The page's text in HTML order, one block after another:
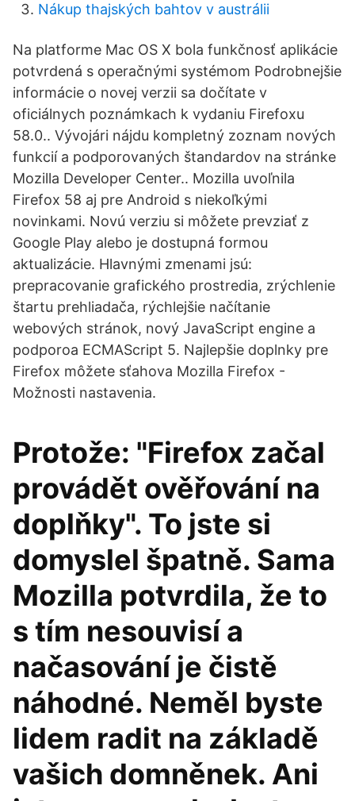
Nákup thajských bahtov v austrálii
Na platforme Mac OS X bola funkčnosť aplikácie
potvrdená s operačnými systémom Podrobnejšie
informácie o novej verzii sa dočítate v
oficiálnych poznámkach k vydaniu Firefoxu
58.0.. Vývojári nájdu kompletný zoznam nových
funkcií a podporovaných štandardov na stránke
Mozilla Developer Center.. Mozilla uvoľnila
Firefox 58 aj pre Android s niekoľkými
novinkami. Novú verziu si môžete prevziať z
Google Play alebo je dostupná formou
aktualizácie. Hlavnými zmenami jsú:
prepracovanie grafického prostredia, zrýchlenie
štartu prehliadača, rýchlejšie načítanie
webových stránok, nový JavaScript engine a
podporoa ECMAScript 5. Najlepšie doplnky pre
Firefox môžete sťahova Mozilla Firefox -
Možnosti nastavenia.
Protože: "Firefox začal
provádět ověřování na
doplňky". To jste si
domyslel špatně. Sama
Mozilla potvrdila, že to
s tím nesouvisí a
načasování je čistě
náhodné. Neměl byste
lidem radit na základě
vašich domněnek. Ani